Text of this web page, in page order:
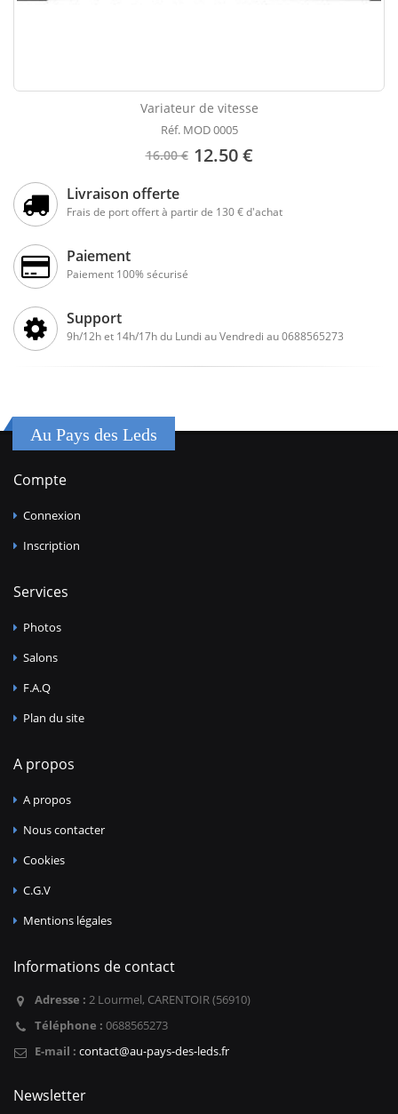
Variateur de vitesse
Réf. MOD 0005
16.00 € 12.50 €
Livraison offerte
Frais de port offert à partir de 130 € d'achat
Paiement
Paiement 100% sécurisé
Support
9h/12h et 14h/17h du Lundi au Vendredi au 0688565273
Au Pays des Leds
Compte
Connexion
Inscription
Services
Photos
Salons
F.A.Q
Plan du site
A propos
A propos
Nous contacter
Cookies
C.G.V
Mentions légales
Informations de contact
Adresse : 2 Lourmel, CARENTOIR (56910)
Téléphone : 0688565273
E-mail : contact@au-pays-des-leds.fr
Newsletter